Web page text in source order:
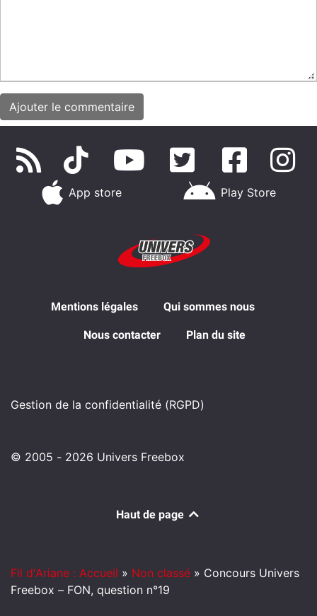
App store Play Store
Mentions légales Qui sommes nous
Nous contacter Plan du site
Gestion de la confidentialité (RGPD)
© 2005 - 2026 Univers Freebox
Haut de page
Fil d'Ariane : Accueil » Non classé » Concours Univers
Freebox – FON, question n°19